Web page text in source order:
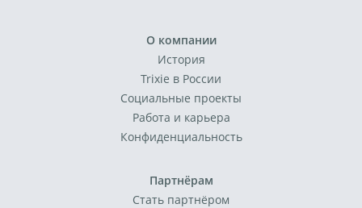
О компании
История
Trixie в России
Социальные проекты
Работа и карьера
Конфиденциальность
Партнёрам
Стать партнёром